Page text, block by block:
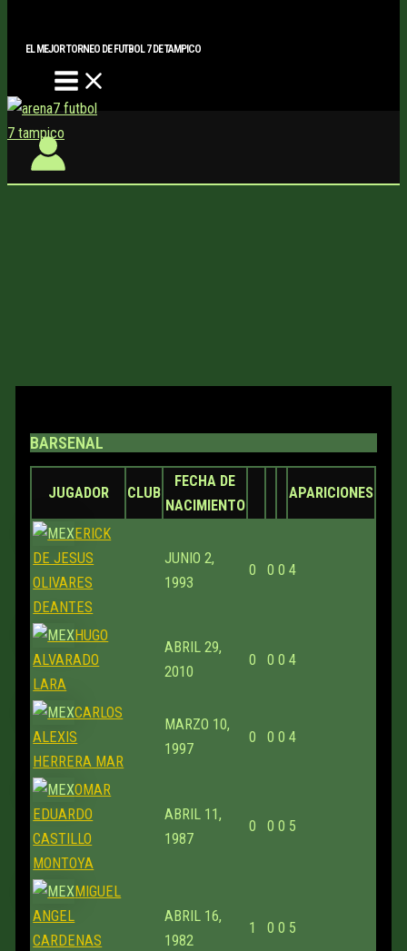
EL MEJOR TORNEO DE FUTBOL 7 DE TAMPICO
BARSENAL
JUGADOR CLUB
FECHA DE
NACIMIENTO
APARICIONES
ERICK
DE JESUS
OLIVARES
DEANTES
JUNIO 2,
1993
0 0 0 4
HUGO
ALVARADO
LARA
ABRIL 29,
2010
0 0 0 4
CARLOS
ALEXIS
HERRERA MAR
MARZO 10,
1997
0 0 0 4
OMAR
EDUARDO
CASTILLO
MONTOYA
ABRIL 11,
1987
0 0 0 5
MIGUEL
ANGEL
CARDENAS
ABRIL 16,
1982
1 0 0 5